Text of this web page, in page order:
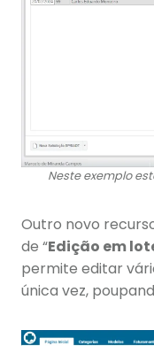
Neste exemplo
Outro novo
de “Edição em
permite editar
única vez,